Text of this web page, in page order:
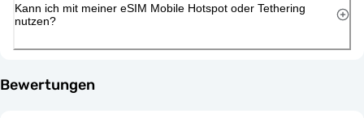
Kann ich mit meiner eSIM Mobile Hotspot oder Tethering
nutzen?
Bewertungen